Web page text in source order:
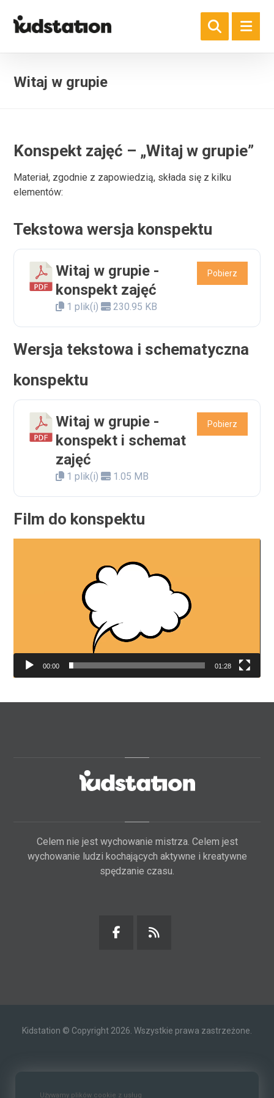
Witaj w grupie
Konspekt zajęć – „Witaj w grupie”
Materiał, zgodnie z zapowiedzią, składa się z kilku
elementów:
Tekstowa wersja konspektu
Witaj w grupie -
konspekt zajęć
1 plik(i) 230.95 KB
Pobierz
Wersja tekstowa i schematyczna
konspektu
Witaj w grupie -
konspekt i schemat
zajęć
1 plik(i) 1.05 MB
Pobierz
Film do konspektu
00:00 01:28
Celem nie jest wychowanie mistrza. Celem jest
wychowanie ludzi kochających aktywne i kreatywne
spędzanie czasu.
Kidstation © Copyright 2026. Wszystkie prawa zastrzeżone.
Używamy plików cookie z usług